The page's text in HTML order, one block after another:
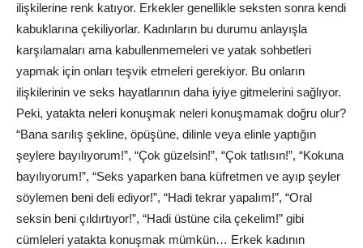
ilişkilerine renk katıyor. Erkekler genellikle seksten sonra kendi
kabuklarına çekiliyorlar. Kadınların bu durumu anlayışla
karşılamaları ama kabullenmemeleri ve yatak sohbetleri
yapmak için onları teşvik etmeleri gerekiyor. Bu onların
ilişkilerinin ve seks hayatlarının daha iyiye gitmelerini sağlıyor.
Peki, yatakta neleri konuşmak neleri konuşmamak doğru olur?
“Bana sarılış şekline, öpüşüne, dilinle veya elinle yaptığın
şeylere bayılıyorum!”, “Çok güzelsin!”, “Çok tatlısın!”, “Kokuna
bayılıyorum!”, “Seks yaparken bana küfretmen ve ayıp şeyler
söylemen beni deli ediyor!”, “Hadi tekrar yapalım!”, “Oral
seksin beni çıldırtıyor!”, “Hadi üstüne cila çekelim!” gibi
cümleleri yatakta konuşmak mümkün… Erkek kadının